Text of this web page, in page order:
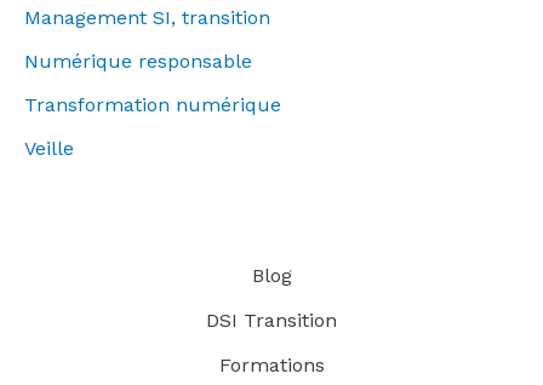
Management SI, transition
Numérique responsable
Transformation numérique
Veille
Blog
DSI Transition
Formations